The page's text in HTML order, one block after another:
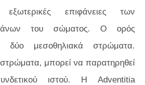
επιφάνειες των
του σώματος. Ο ορός
δύο μεσοθηλιακά στρώματα.
μπορεί να παρατηρηθεί
ιστού. Η Adventitia